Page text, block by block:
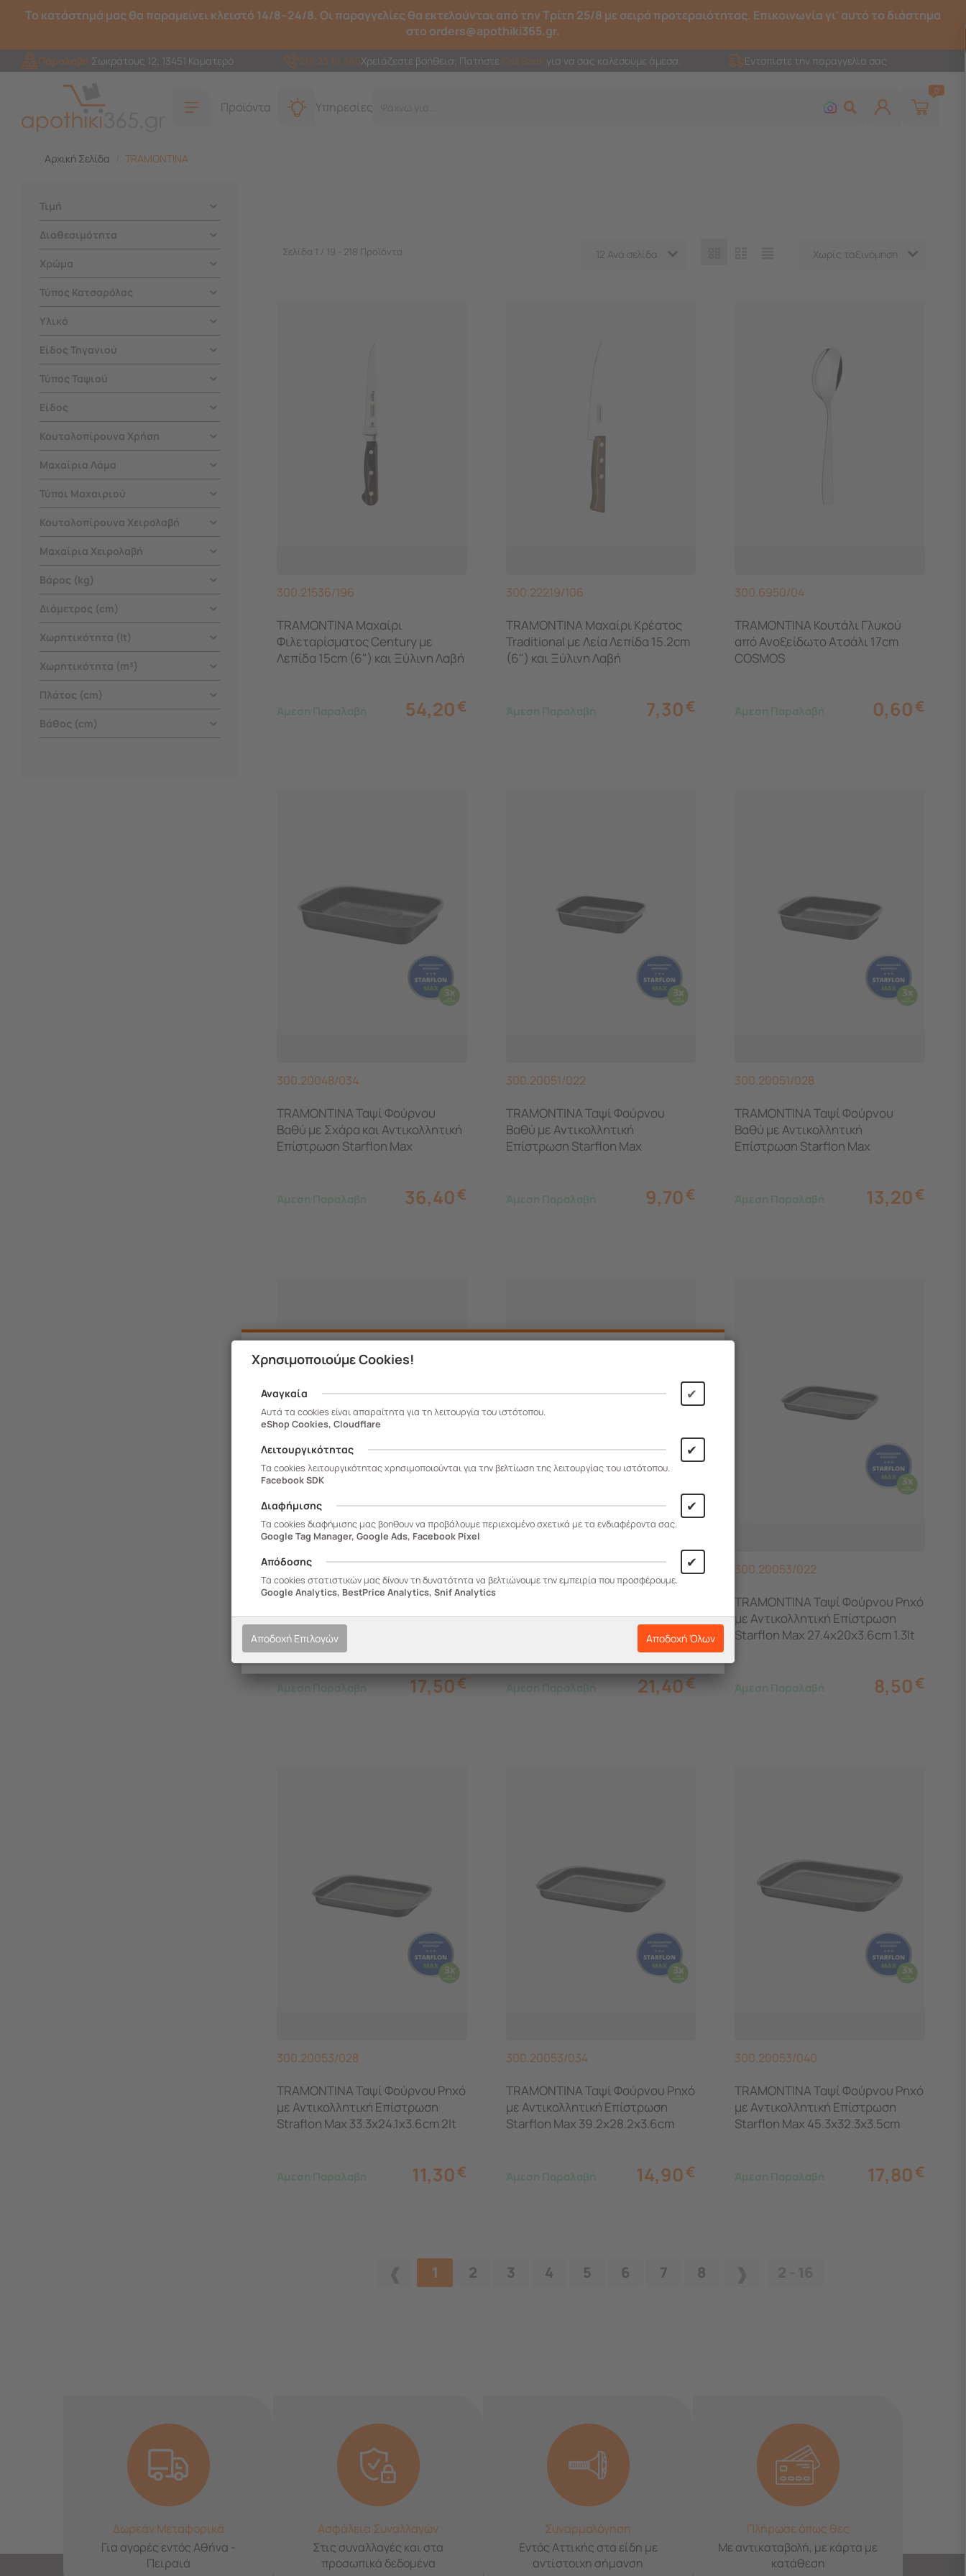
Το κατάστημά μας θα παραμείνει κλειστό 14/8–24/8. Οι παραγγελίες θα εκτελούνται από την Τρίτη 25/8 με σειρά προτεραιότητας. Επικοινωνία γι' αυτό το διάστημα
στο orders@apothiki365.gr.
Παραλαβή Σωκράτους 12, 13451 Καματερό 210 23 10 365Χρειάζεστε βοήθεια; Πατήστε Call Back για να σας καλέσουμε άμεσα. Εντοπίστε την παραγγελία σας
Προϊόντα Υπηρεσίες
0
Αρχική Σελίδα TRAMONTINA
Τιμή
Διαθεσιμότητα
Χρώμα
Τύπος Κατσαρόλας
Υλικό
Είδος Τηγανιού
Τύπος Ταψιού
Είδος
Κουταλοπίρουνα Χρήση
Μαχαίρια Λάμα
Τύποι Μαχαιριού
Κουταλοπίρουνα Χειρολαβή
Μαχαίρια Χειρολαβή
Βάρος (kg)
Διάμετρος (cm)
Χωρητικότητα (lt)
Χωρητικότητα (m³)
Πλάτος (cm)
Βάθος (cm)
Σελίδα 1 / 19 - 218 Προϊόντα Χωρίς ταξινόμηση
12 Ανά σελίδα
300.21536/196
TRAMONTINA Μαχαίρι
Φιλεταρίσματος Century με
Λεπίδα 15cm (6") και Ξύλινη Λαβή
Άμεση Παραλαβή 54,20€
300.22219/106
TRAMONTINA Μαχαίρι Κρέατος
Traditional με Λεία Λεπίδα 15.2cm
(6") και Ξύλινη Λαβή
Άμεση Παραλαβή 7,30€
300.6950/04
TRAMONTINA Κουτάλι Γλυκού
από Ανοξείδωτο Ατσάλι 17cm
COSMOS
Άμεση Παραλαβή 0,60€
300.20048/034
TRAMONTINA Ταψί Φούρνου
Βαθύ με Σχάρα και Αντικολλητική
Επίστρωση Starflon Max
Άμεση Παραλαβή 36,40€
300.20051/022
TRAMONTINA Ταψί Φούρνου
Βαθύ με Αντικολλητική
Επίστρωση Starflon Max
Άμεση Παραλαβή 9,70€
300.20051/028
TRAMONTINA Ταψί Φούρνου
Βαθύ με Αντικολλητική
Επίστρωση Starflon Max
Άμεση Παραλαβή 13,20€
300.20051/034
TRAMONTINA Ταψί Φούρνου
Βαθύ με Αντικολλητική
Επίστρωση Starflon Max
39.2x28.2.3x6.3cm 4.9lt
Άμεση Παραλαβή 17,50€
Βαθύ με Αντικολλητική
Άμεση Παραλαβή 21,40€
300.20053/022
TRAMONTINA Ταψί Φούρνου Ρηχό
με Αντικολλητική Επίστρωση
Starflon Max 27.4x20x3.6cm 1.3lt
Άμεση Παραλαβή 8,50€
300.20053/028
TRAMONTINA Ταψί Φούρνου Ρηχό
με Αντικολλητική Επίστρωση
Straflon Max 33.3x24.1x3.6cm 2lt
Άμεση Παραλαβή 11,30€
300.20053/034
TRAMONTINA Ταψί Φούρνου Ρηχό
με Αντικολλητική Επίστρωση
Starflon Max 39.2x28.2x3.6cm
Άμεση Παραλαβή 14,90€
300.20053/040
TRAMONTINA Ταψί Φούρνου Ρηχό
με Αντικολλητική Επίστρωση
Starflon Max 45.3x32.3x3.5cm
Άμεση Παραλαβή 17,80€
1 2 3 4 5 6 7 8
Δωρεάν Μεταφορικά
Για αγορές εντός Αθήνα -
Πειραιά
Ασφάλεια Συναλλαγών
Στις συναλλαγές και στα
προσωπικά δεδομένα
Συναρμολόγηση
Εντός Αττικής στα είδη με
αντίστοιχη σήμανση
Πλήρωσε όπως θες
Με αντικαταβολή, με κάρτα με
κατάθεση
Χρησιμοποιούμε Cookies!
Αναγκαία ✔
Αυτά τα cookies είναι απαραίτητα για τη λειτουργία του ιστότοπου.
eShop Cookies, Cloudflare
Λειτουργικότητας ✔
Τα cookies λειτουργικότητας χρησιμοποιούνται για την βελτίωση της λειτουργίας του ιστότοπου.
Facebook SDK
Διαφήμισης ✔
Τα cookies διαφήμισης μας βοηθουν να προβάλουμε περιεχομένο σχετικά με τα ενδιαφέροντα σας.
Google Tag Manager, Google Ads, Facebook Pixel
Απόδοσης ✔
Τα cookies στατιστικών μας δίνουν τη δυνατότητα να βελτιώνουμε την εμπειρία που προσφέρουμε.
Google Analytics, BestPrice Analytics, Snif Analytics
Αποδοχή Επιλογών Αποδοχή Όλων